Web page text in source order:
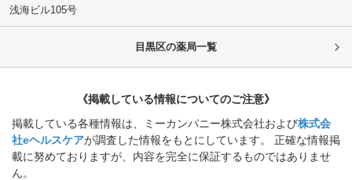
浅海ビル105号
目黒区の薬局一覧
《掲載している情報についてのご注意》
掲載している各種情報は、ミーカンパニー株式会社および株式会
社eヘルスケアが調査した情報をもとにしています。 正確な情報掲
載に努めておりますが、内容を完全に保証するものではありませ
ん。